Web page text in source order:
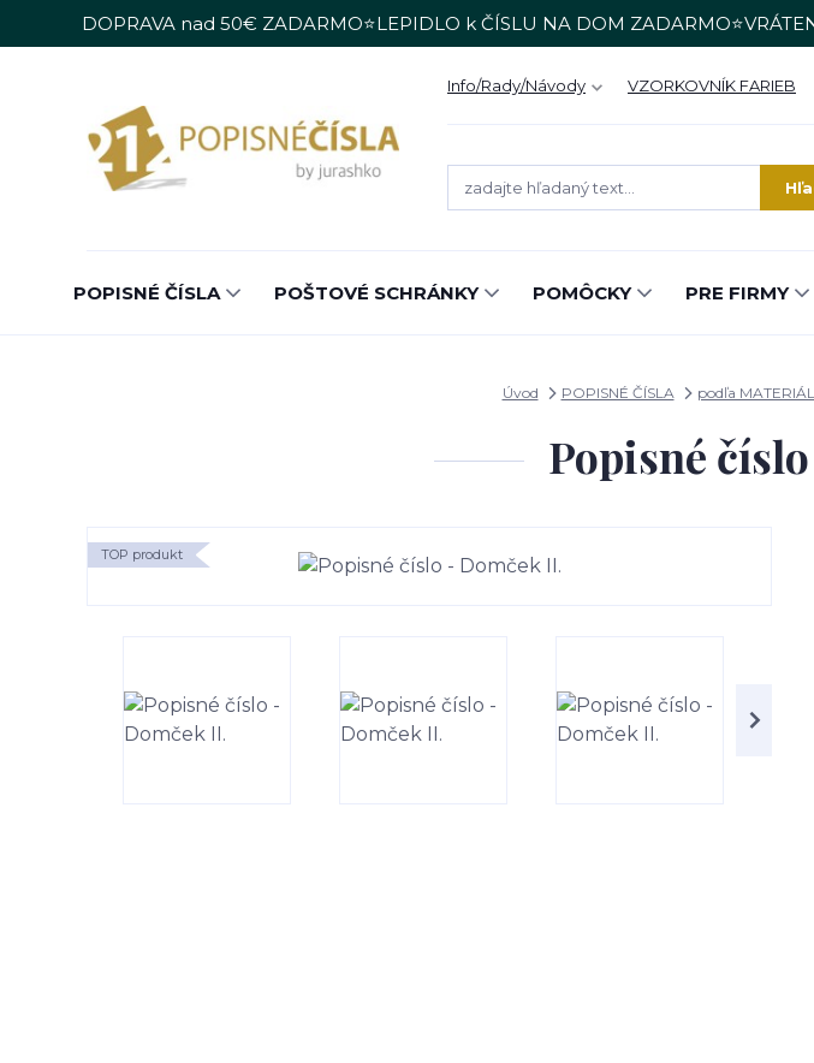
DOPRAVA nad 50€ ZADARMO⭐LEPIDLO k ČÍSLU NA DOM
Info/Rady/Návody VZORKOVNÍK FARIEB
POPISNÉ ČÍSLA POŠTOVÉ SCHRÁNKY POMÔCKY PRE FIRMY
Úvod POPISNÉ ČÍSLA podľa
Popisné
TOP produkt